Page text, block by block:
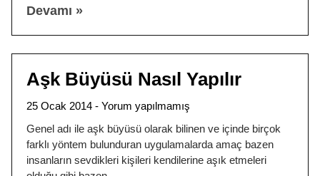
Devamı »
Aşk Büyüsü Nasıl Yapılır
25 Ocak 2014
Yorum yapılmamış
Genel adı ile aşk büyüsü olarak bilinen ve içinde birçok
farklı yöntem bulunduran uygulamalarda amaç bazen
insanların sevdikleri kişileri kendilerine aşık etmeleri